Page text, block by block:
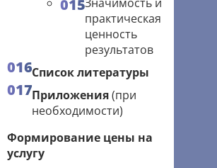
практическая
ценность
результатов
Список литературы
Приложения(при
необходимости)
Формирование цены на
услугу